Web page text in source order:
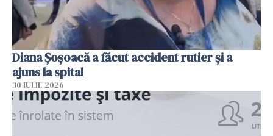
Diana Șoșoacă a făcut accident rutier și a
ajuns la spital
30 IULIE 2026